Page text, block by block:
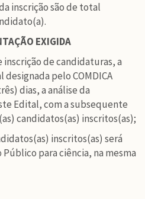
inscrição são de total
EXIGIDA
inscrição de candidaturas, a
pelo COMDICA
dias, a análise da
Edital, com a subsequente
candidatos(as) inscritos(as);
inscritos(as) será
para ciência, na mesma